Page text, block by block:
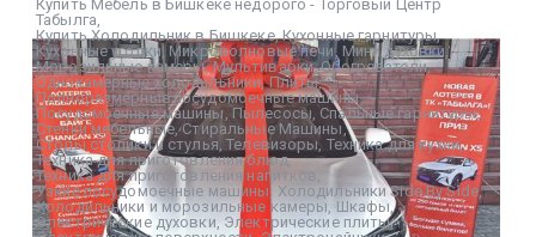
Купить Мебель в Бишкеке недорого - Торговый Центр
Табылга
Купить Холодильник в Бишкеке,Кухонные гарнитуры,
Кухонные уголки, Микроволновые печи , Мини духовки ,
Морозильные камеры,Мультиварки,Обогреватели,
Однокамерные холодильники,Плиты,
Полноразмерные посудомоечные машины,
Посудомоечные машины ,Пылесосы ,Спальные гарнитуры,
Стенки мебельные ,Стиральные Машины,
Столы столики и стулья ,Телевизоры, Техника для кухни,
Техника для приготовления блюд,
Техника для приготовления напитков
Узкие посудомоечные машины, Холодильники Side By Side,
Холодильники и морозильные камеры Шкафы ,
Электрические духовки Электрические плиты,